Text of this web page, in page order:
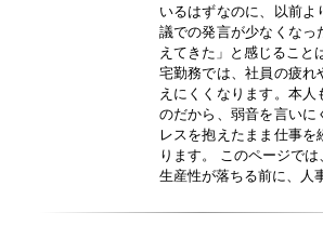
いるはずなのに、以前よ
議での発言が少なくなっ
えてきた」と感じること
宅勤務では、社員の疲れ
えにくくなります。本人
のだから、弱音を言いに
レスを抱えたまま仕事を
ります。 このページで
生産性が落ちる前に、人